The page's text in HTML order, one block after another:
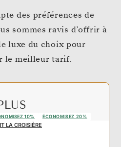
des préférences de
sommes ravis d’offrir à
luxe du choix pour
le meilleur tarif.
10% ÉCONOMISEZ 20%
LA CROISIÈRE